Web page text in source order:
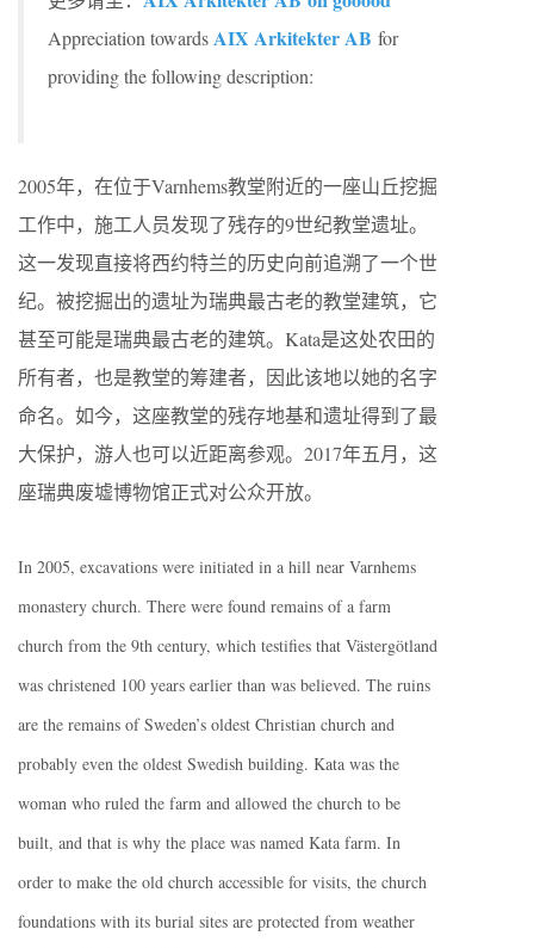
Appreciation towardsAIX Arkitekter AB for
providing the following description:
2005年，在位于Varnhems教堂附近的一座山丘挖掘
工作中，施工人员发现了残存的9世纪教堂遗址。
这一发现直接将西约特兰的历史向前追溯了一个世
纪。被挖掘出的遗址为瑞典最古老的教堂建筑，它
甚至可能是瑞典最古老的建筑。Kata是这处农田的
所有者，也是教堂的筹建者，因此该地以她的名字
命名。如今，这座教堂的残存地基和遗址得到了最
大保护，游人也可以近距离参观。2017年五月，这
座瑞典废墟博物馆正式对公众开放。
In 2005, excavations were initiated in a hill near Varnhems
monastery church. There were found remains of a farm
church from the 9th century, which testifies that Västergötland
was christened 100 years earlier than was believed. The ruins
are the remains of Sweden’s oldest Christian church and
probably even the oldest Swedish building. Kata was the
woman who ruled the farm and allowed the church to be
built, and that is why the place was named Kata farm. In
order to make the old church accessible for visits, the church
foundations with its burial sites are protected from weather